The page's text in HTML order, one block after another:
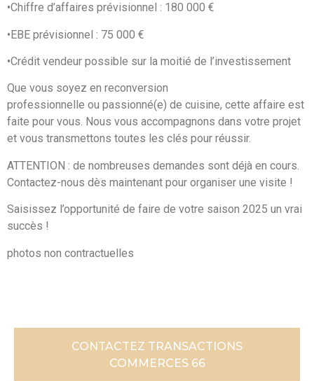
•Chiffre d’affaires prévisionnel : 180 000 €
•EBE prévisionnel : 75 000 €
•Crédit vendeur possible sur la moitié de l’investissement
Que vous soyez en reconversion
professionnelle ou passionné(e) de cuisine, cette affaire est
faite pour vous. Nous vous accompagnons dans votre projet
et vous transmettons toutes les clés pour réussir.
ATTENTION : de nombreuses demandes sont déjà en cours.
Contactez-nous dès maintenant pour organiser une visite !
Saisissez l’opportunité de faire de votre saison 2025 un vrai
succès !
photos non contractuelles
CONTACTEZ TRANSACTIONS
COMMERCES 66